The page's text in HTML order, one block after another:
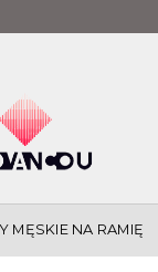
MĘSKIE NA RAMIĘ